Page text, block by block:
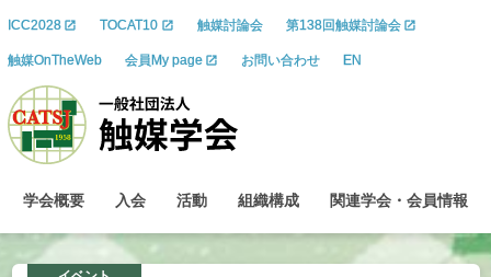
ICC2028 TOCAT10 触媒討論会 第138回触媒討論会
触媒OnTheWeb 会員My page お問い合わせ EN
学会概要 入会 活動 組織構成 関連学会 ・ 会員情報